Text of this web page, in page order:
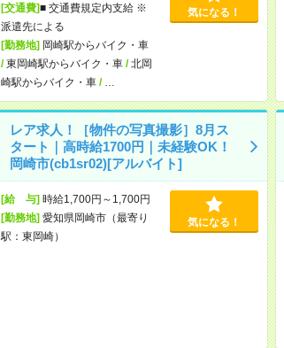
[交通費]■ 交通費規定内支給 ※
派遣先による
[勤務地]岡崎駅からバイク・車
/東岡崎駅からバイク・車/北岡
崎駅からバイク・車/
気になる！
レア求人！［物件の写真撮影］8月ス
タート｜高時給1700円｜未経験OK！
岡崎市(cb1sr02)[アルバイト]
[給 与]時給1,700円～1,700円
[勤務地]愛知県岡崎市（最寄り
駅：東岡崎）
気になる！